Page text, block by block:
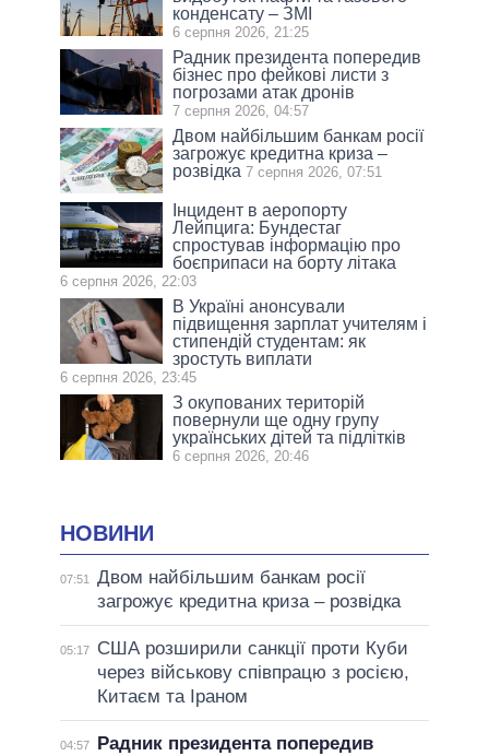
конденсату – ЗМІ
6 серпня 2026, 21:25
Радник президента попередив
бізнес про фейкові листи з
погрозами атак дронів
7 серпня 2026, 04:57
Двом найбільшим банкам росії
загрожує кредитна криза –
розвідка 7 серпня 2026, 07:51
Інцидент в аеропорту
Лейпцига: Бундестаг
спростував інформацію про
боєприпаси на борту літака
6 серпня 2026, 22:03
В Україні анонсували
підвищення зарплат учителям і
стипендій студентам: як
зростуть виплати
6 серпня 2026, 23:45
З окупованих територій
повернули ще одну групу
українських дітей та підлітків
6 серпня 2026, 20:46
НОВИНИ
07:51
Двом найбільшим банкам росії
загрожує кредитна криза – розвідка
05:17
США розширили санкції проти Куби
через військову співпрацю з росією,
Китаєм та Іраном
04:57
Радник президента попередив